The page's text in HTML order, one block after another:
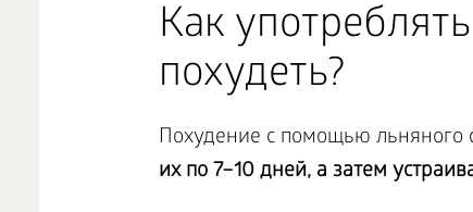
Как
похудеть?
Похудение с помощью льняного
их по 7–10 дней, а затем